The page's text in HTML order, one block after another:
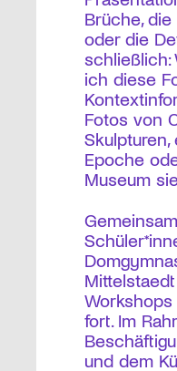
Brüche,
oder die
schließlich:
ich diese
Fotos von
Epoche
Museum
fort. Im
und dem